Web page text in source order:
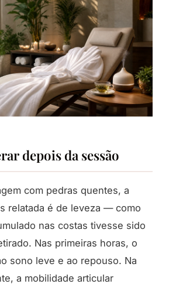
depois da sessão
com pedras quentes, a
relatada é de leveza — como
nas costas tivesse sido
Nas primeiras horas, o
sono leve e ao repouso. Na
a mobilidade articular